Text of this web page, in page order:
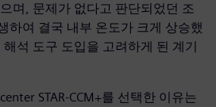
며, 문제가 없다고 판단되었던 조
하여 결국 내부 온도가 크게 상승했
석 도구 도입을 고려하게 된 계기
STAR-CCM+를 선택한 이유는